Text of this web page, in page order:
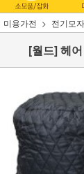
미용가전 전기모자
[월드] 헤